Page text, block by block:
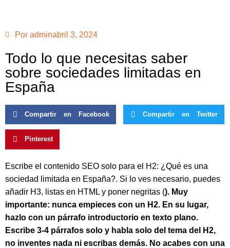
Por adminabril 3, 2024
Todo lo que necesitas saber
sobre sociedades limitadas en
España
Compartir en Facebook Compartir en Twitter
Pinterest
Escribe el contenido SEO solo para el H2: ¿Qué es una
sociedad limitada en España?. Si lo ves necesario, puedes
añadir H3, listas en HTML y poner negritas (). Muy
importante: nunca empieces con un H2. En su lugar,
hazlo con un párrafo introductorio en texto plano.
Escribe 3-4 párrafos solo y habla solo del tema del H2,
no inventes nada ni escribas demás. No acabes con una